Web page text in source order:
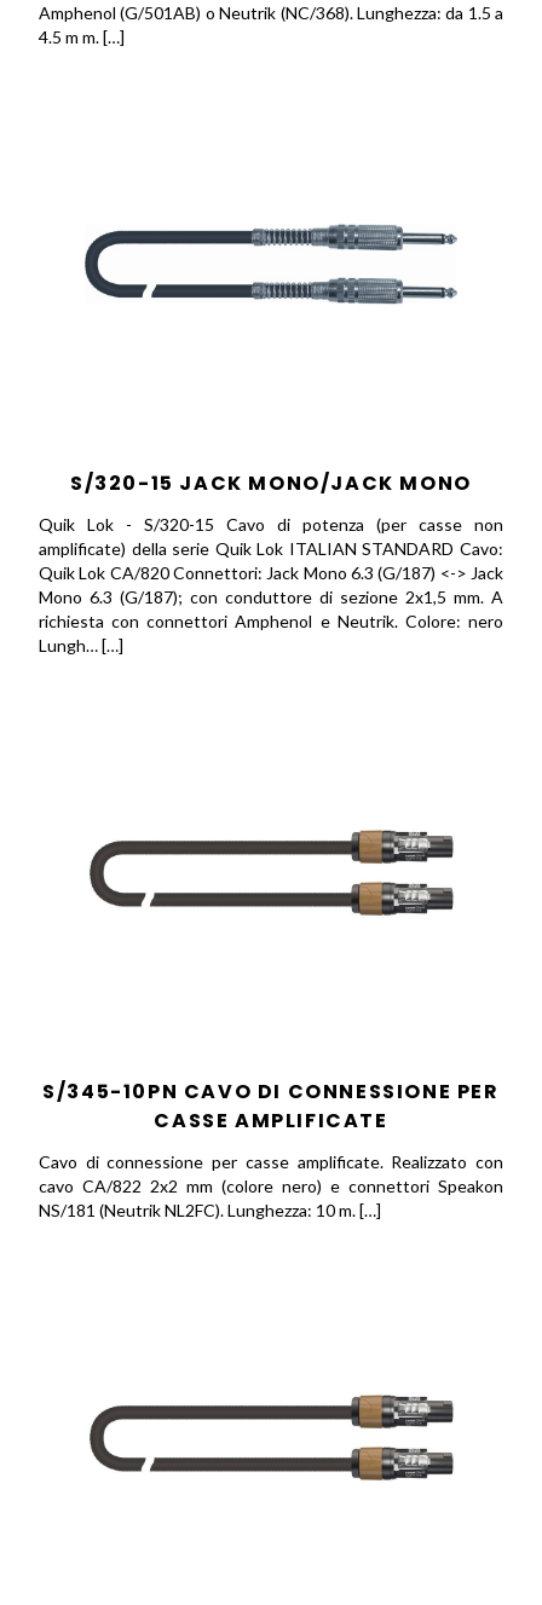
Amphenol (G/501AB) o Neutrik (NC/368). Lunghezza: da 1.5 a
4.5 m m. […]
S/320-15 JACK MONO/JACK MONO
Quik Lok - S/320-15 Cavo di potenza (per casse non
amplificate) della serie Quik Lok ITALIAN STANDARD Cavo:
Quik Lok CA/820 Connettori: Jack Mono 6.3 (G/187) <-> Jack
Mono 6.3 (G/187); con conduttore di sezione 2x1,5 mm. A
richiesta con connettori Amphenol e Neutrik. Colore: nero
Lungh… […]
S/345-10PN CAVO DI CONNESSIONE PER
CASSE AMPLIFICATE
Cavo di connessione per casse amplificate. Realizzato con
cavo CA/822 2x2 mm (colore nero) e connettori Speakon
NS/181 (Neutrik NL2FC). Lunghezza: 10 m. […]